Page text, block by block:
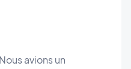
avions un